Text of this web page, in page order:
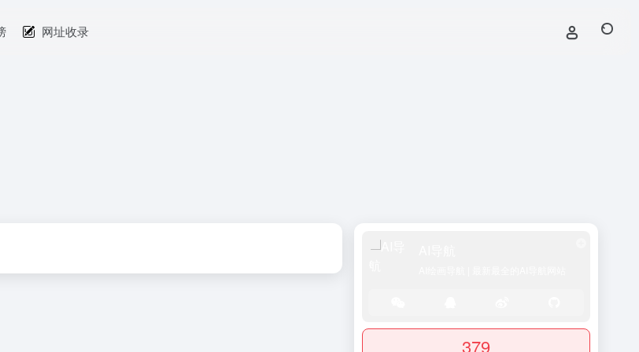
网址收录
379